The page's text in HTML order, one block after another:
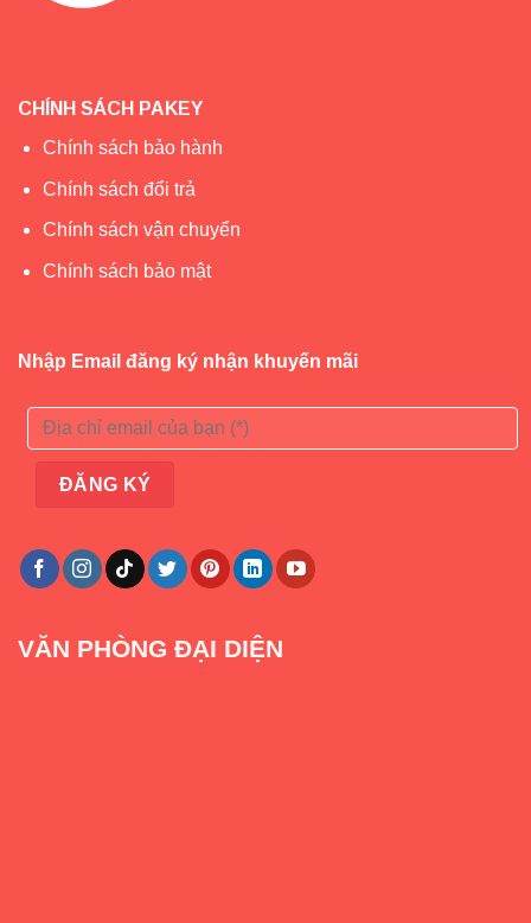
CHÍNH SÁCH PAKEY
Chính sách bảo hành
Chính sách đổi trả
Chính sách vận chuyển
Chính sách bảo mật
Nhập Email đăng ký nhận khuyến mãi
VĂN PHÒNG ĐẠI DIỆN